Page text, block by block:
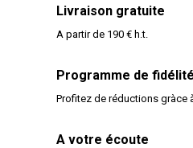
Livraison gratuite
A partir de 190 € h.t.
Programme de fidélité
Profitez de réductions gràce
A votre écoute